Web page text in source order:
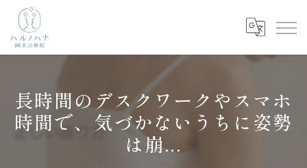
長時間のデスクワークやスマホ
時間で、気づかないうちに姿勢
は崩...